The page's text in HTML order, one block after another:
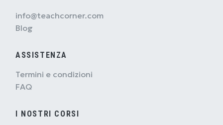
info@teachcorner.com
Blog
ASSISTENZA
Termini e condizioni
FAQ
I NOSTRI CORSI